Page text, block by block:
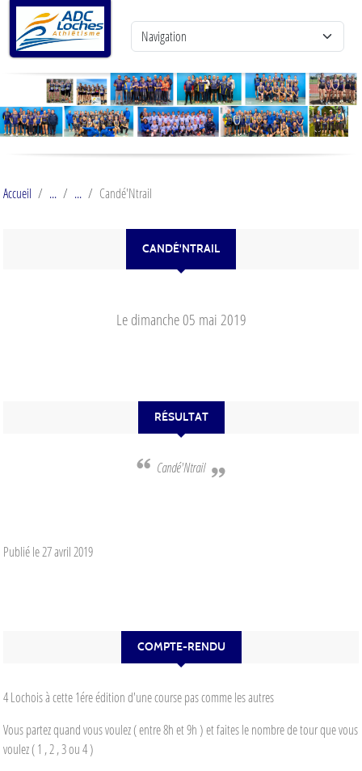
Accueil Candé'Ntrail
CANDÉ'NTRAIL
Le dimanche05 mai 2019
RÉSULTAT
Candé'Ntrail
Publié le27 avril 2019
COMPTE-RENDU
4 Lochois à cette 1ére édition d'une course pas comme les autres
Vous partez quand vous voulez ( entre 8h et 9h ) et faites le nombre de tour que vous
voulez ( 1 , 2 , 3 ou 4 )
Panneau de gestion des cookies